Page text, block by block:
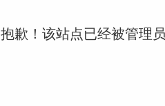
抱歉！该站点已经被管理